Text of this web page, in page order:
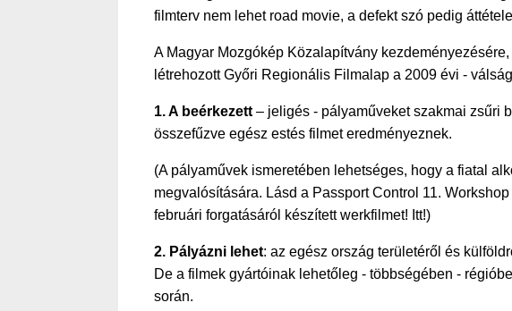
filmterv nem lehet road movie, a defekt szó pedig
A Magyar Mozgókép Közalapítvány
létrehozott Győri Regionális Filmalap a 2009 évi -
1. A beérkezett – jeligés - pályaműveket szakmai zsűri
összefűzve egész estés filmet eredményeznek.
(A pályaművek ismeretében lehetséges, hogy a fiatal
megvalósítására. Lásd a Passport Control 11.
februári forgatásáról készített werkfilmet! Itt!)
2. Pályázni lehet: az egész ország területéről és
De a filmek gyártóinak lehetőleg - többségében -
során.